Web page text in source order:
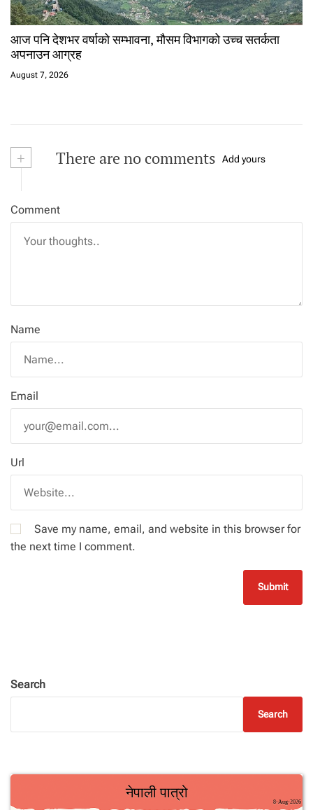
आज पनि देशभर वर्षाको सम्भावना, मौसम विभागको उच्च सतर्कता
अपनाउन आग्रह
August 7, 2026
+ There are no comments Add yours
Comment
Name
Email
Url
Save my name, email, and website in this browser for
the next time I comment.
Search
Search